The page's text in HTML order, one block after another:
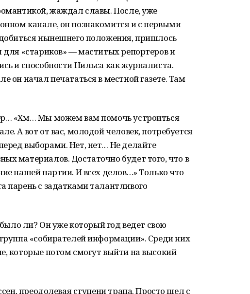
жаждал славы. После, уже
канале, он познакомится и с первыми
нынешнего положения, пришлось
для «стариков» — маститых репортеров и
и способности Нильса как журналиста.
он начал печататься в местной газете. Там
«Хм… Мы можем вам помочь устроиться
А вот от вас, молодой человек, потребуется
выборами. Нет, нет… Не делайте
материалов. Достаточно будет того, что в
нашей партии. И всех делов…» Только что
парень с задатками талантливого
ли? Он уже который год ведет свою
«собирателей информации». Среди них
которые потом смогут выйти на высокий
преодолевая ступени трапа. Просто шел с